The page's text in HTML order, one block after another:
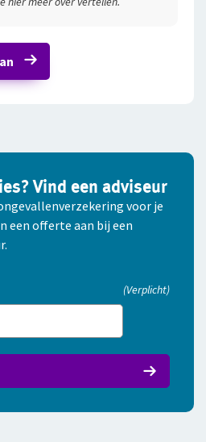
Vind een adviseur
voor je
een offerte aan bij een
(Verplicht)